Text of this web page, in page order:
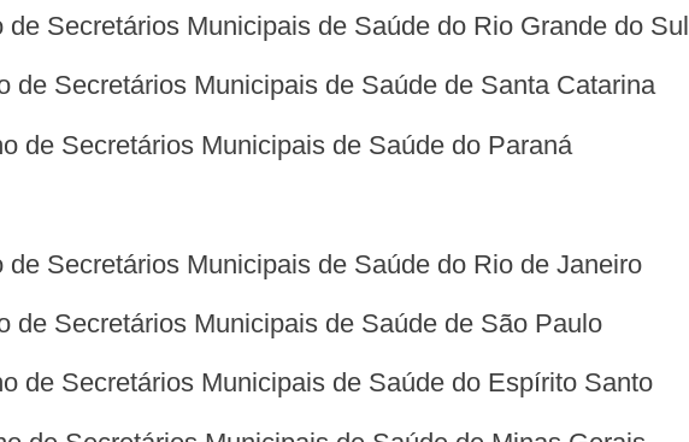
de Secretários Municipais de Saúde do Rio Grande do Sul
de Secretários Municipais de Saúde de Santa Catarina
de Secretários Municipais de Saúde do Paraná
de Secretários Municipais de Saúde do Rio de Janeiro
de Secretários Municipais de Saúde de São Paulo
de Secretários Municipais de Saúde do Espírito Santo